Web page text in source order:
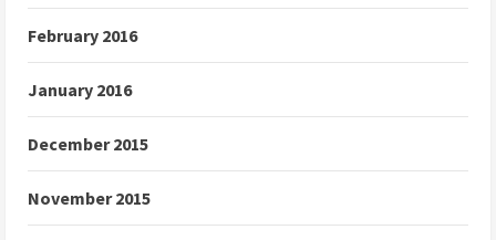
February 2016
January 2016
December 2015
November 2015